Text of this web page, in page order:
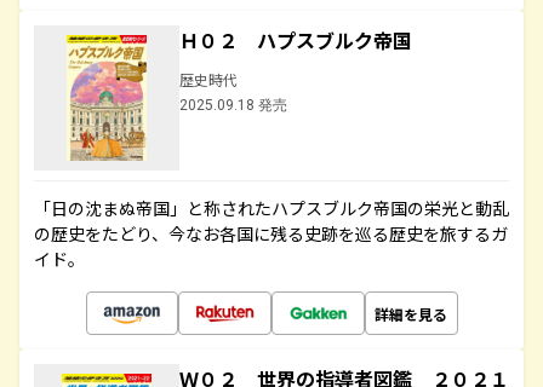
Ｈ０２ ハプスブルク帝国
歴史時代
2025.09.18 発売
「日の沈まぬ帝国」と称されたハプスブルク帝国の栄光と動乱
の歴史をたどり、今なお各国に残る史跡を巡る歴史を旅するガ
イド。
詳細を見る
Ｗ０２ 世界の指導者図鑑 ２０２１